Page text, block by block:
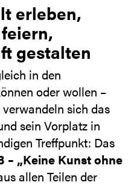
erleben,
gestalten
in den
oder wollen –
verwandeln sich das
sein Vorplatz in
Treffpunkt: Das
– „Keine Kunst ohne
allen Teilen der